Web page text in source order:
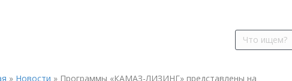
» Новости » Программы «КАМАЗ-ЛИЗИНГ» представлены на